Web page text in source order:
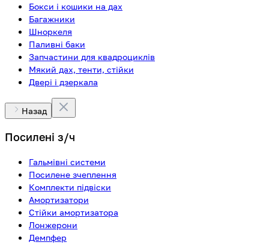
Бокси і кошики на дах
Багажники
Шноркеля
Паливні баки
Запчастини для квадроциклів
Мякий дах, тенти, стійки
Двері і дзеркала
Назад
Посилені з/ч
Гальмівні системи
Посилене зчеплення
Комплекти підвіски
Амортизатори
Стійки амортизатора
Лонжерони
Демпфер